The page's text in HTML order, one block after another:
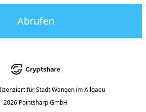
Abrufen
lizenziert für Stadt Wangen im Allgaeu
2026 Pointsharp GmbH